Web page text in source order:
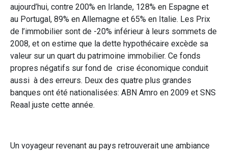
aujourd’hui, contre 200% en Irlande, 128% en Espagne et
au Portugal, 89% en Allemagne et 65% en Italie. Les Prix ​​
de l’immobilier sont de -20% inférieur à leurs sommets de
2008, et on estime que la dette hypothécaire excède sa
valeur sur un quart du patrimoine immobilier. Ce fonds
propres négatifs sur fond de crise économique conduit
aussi à des erreurs. Deux des quatre plus grandes
banques ont été nationalisées: ABN Amro en 2009 et SNS
Reaal juste cette année.
Un voyageur revenant au pays retrouverait une ambiance